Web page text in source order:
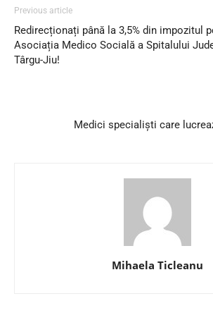
Previous article
Redirecționați până la 3,5% din impozitul
Asociația Medico Socială a Spitalului
Târgu-Jiu!
Medici specialiști care
Mihaela Ticleanu